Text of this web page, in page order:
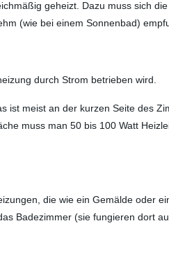
geheizt. Dazu muss sich
(wie bei einem Sonnenbad)
durch Strom betrieben wird.
meist an der kurzen Seite des
muss man 50 bis 100 Watt
die wie ein Gemälde oder
Badezimmer (sie fungieren dort